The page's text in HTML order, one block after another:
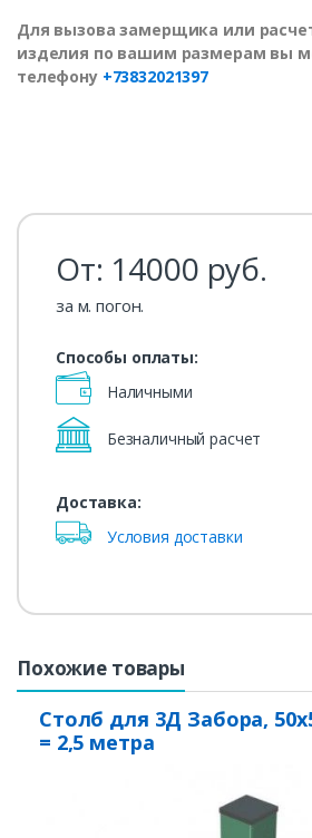
Для вызова замерщика или
изделия по вашим размерам вы
телефону +73832021397
От: 14000 руб.
за м. погон.
Способы оплаты:
Наличными
Безналичный расчет
Доставка:
Условия доставки
Похожие товары
Столб для 3Д Забора,
= 2,5 метра